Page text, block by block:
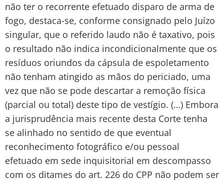
não ter o recorrente efetuado disparo de arma de
fogo, destaca-se, conforme consignado pelo Juízo
singular, que o referido laudo não é taxativo, pois
o resultado não indica incondicionalmente que os
resíduos oriundos da cápsula de espoletamento
não tenham atingido as mãos do periciado, uma
vez que não se pode descartar a remoção física
(parcial ou total) deste tipo de vestígio. (…) Embora
a jurisprudência mais recente desta Corte tenha
se alinhado no sentido de que eventual
reconhecimento fotográfico e/ou pessoal
efetuado em sede inquisitorial em descompasso
com os ditames do art. 226 do CPP não podem ser